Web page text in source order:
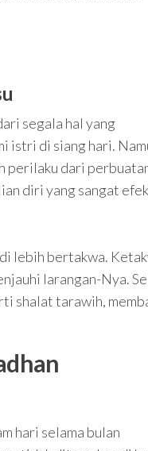
segala hal yang
istri di siang hari.
perilaku dari
diri yang sangat
lebih bertakwa.
larangan-Nya.
shalat tarawih,
hari selama bulan